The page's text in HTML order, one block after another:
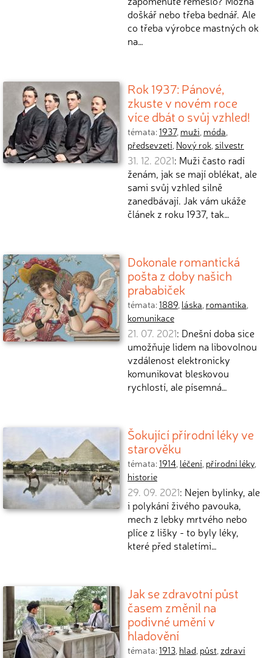
doškář nebo třeba bednář. Ale
co třeba výrobce mastných ok
na…
Rok 1937: Pánové,
zkuste v novém roce
více dbát o svůj vzhled!
témata:1937, muži, móda,
předsevzetí, Nový rok, silvestr
31. 12. 2021: Muži často radí
ženám, jak se mají oblékat, ale
sami svůj vzhled silně
zanedbávají. Jak vám ukáže
článek z roku 1937, tak…
Dokonale romantická
pošta z doby našich
prababiček
témata:1889, láska, romantika,
komunikace
21. 07. 2021: Dnešní doba sice
umožňuje lidem na libovolnou
vzdálenost elektronicky
komunikovat bleskovou
rychlostí, ale písemná…
Šokující přírodní léky ve
starověku
témata:1914, léčení, přírodní léky,
historie
29. 09. 2021: Nejen bylinky, ale
i polykání živého pavouka,
mech z lebky mrtvého nebo
plíce z lišky - to byly léky,
které před staletími…
Jak se zdravotní půst
časem změnil na
podivné umění v
hladovění
témata:1913, hlad, půst, zdraví